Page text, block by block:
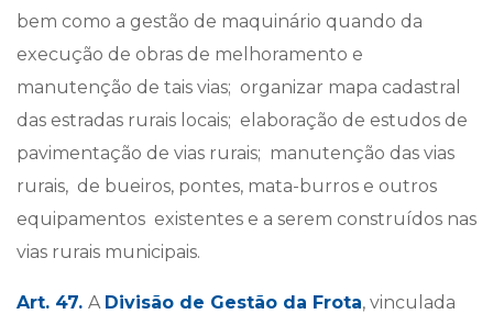
bem como a gestão de maquinário quando da
execução de obras de melhoramento e
manutenção de tais vias; organizar mapa cadastral
das estradas rurais locais; elaboração de estudos de
pavimentação de vias rurais; manutenção das vias
rurais, de bueiros, pontes, mata-burros e outros
equipamentos existentes e a serem construídos nas
vias rurais municipais.
Art. 47. A Divisão de Gestão da Frota, vinculada